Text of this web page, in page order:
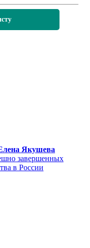
Якушева
завершенных
в России